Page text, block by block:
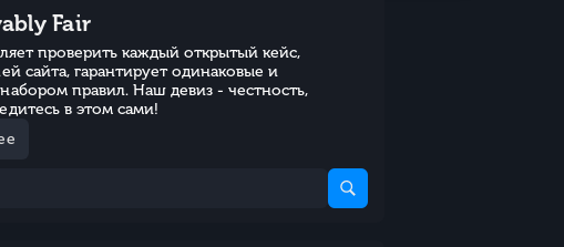
Fair
проверить каждый открытый кейс,
сайта, гарантирует одинаковые и
правил. Наш девиз - честность,
в этом сами!